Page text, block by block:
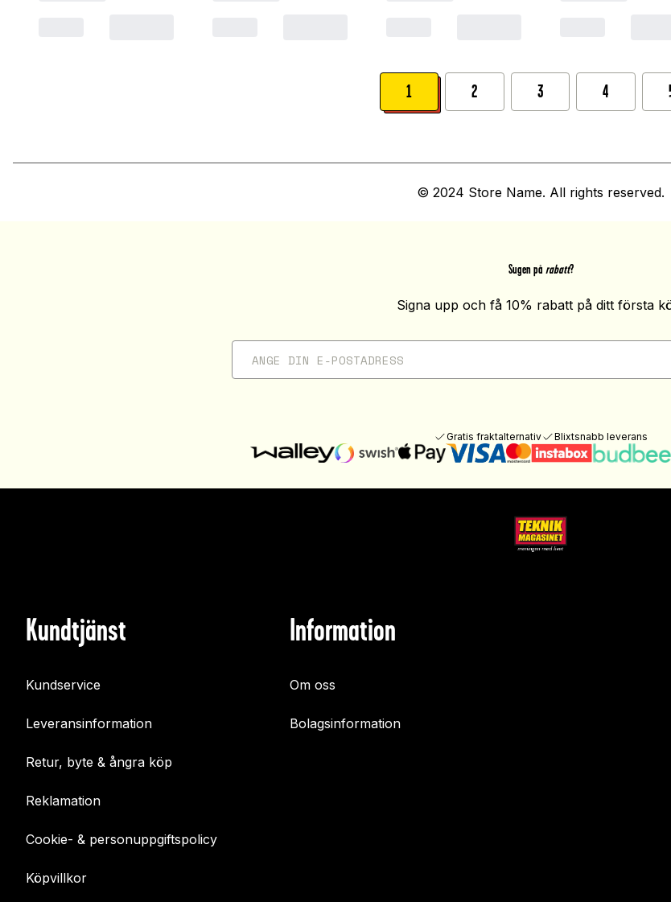
1 2 3 4
© 2024 Store Name. All rights reserved.
Sugen på rabatt?
Signa upp och få 10% rabatt på ditt första
Gratis fraktalternativ Blixtsnabb leverans
Kundtjänst
Kundservice
Leveransinformation
Retur, byte & ångra köp
Reklamation
Cookie- & personuppgiftspolicy
Köpvillkor
Information
Om oss
Bolagsinformation